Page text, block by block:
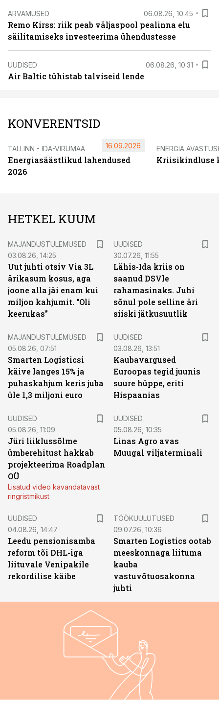
ARVAMUSED 06.08.26, 10:45
Remo Kirss: riik peab väljaspool pealinna elu
säilitamiseks investeerima ühendustesse
UUDISED 06.08.26, 10:31
Air Baltic tühistab talviseid lende
KONVERENTSID
TALLINN - IDA-VIRUMAA
Energiasäästlikud lahendused
2026
16.09.2026 ENERGIA
Kriisikindluse
HETKEL KUUM
MAJANDUSTULEMUSED
03.08.26, 14:25
Uut juhti otsiv Via 3L
ärikasum kosus, aga
joone alla jäi enam kui
miljon kahjumit. “Oli
keerukas”
UUDISED
30.07.26, 11:55
Lähis-Ida kriis on
saanud DSVle
rahamasinaks. Juhi
sõnul pole selline äri
siiski jätkusuutlik
MAJANDUSTULEMUSED
05.08.26, 07:51
Smarten Logisticsi
käive langes 15% ja
puhaskahjum keris juba
üle 1,3 miljoni euro
UUDISED
03.08.26, 13:51
Kaubavargused
Euroopas tegid juunis
suure hüppe, eriti
Hispaanias
UUDISED
05.08.26, 11:09
Jüri liiklussõlme
ümberehitust hakkab
projekteerima Roadplan
OÜ
Lisatud video kavandatavast
ringristmikust
UUDISED
05.08.26, 10:35
Linas Agro avas
Muugal viljaterminali
UUDISED
04.08.26, 14:47
Leedu pensionisamba
reform tõi DHL-iga
liituvale Venipakile
rekordilise käibe
TÖÖKUULUTUSED
09.07.26, 10:36
Smarten Logistics ootab
meeskonnaga liituma
kauba
vastuvõtuosakonna
juhti